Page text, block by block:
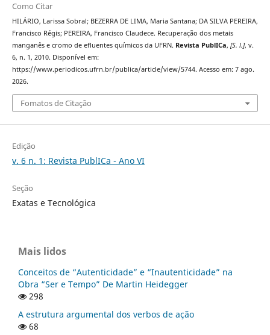
Como Citar
HILÁRIO, Larissa Sobral; BEZERRA DE LIMA, Maria Santana; DA SILVA PEREIRA,
Francisco Régis; PEREIRA, Francisco Claudece. Recuperação dos metais
manganês e cromo de efluentes químicos da UFRN. Revista PublICa, [S. l.], v.
6, n. 1, 2010. Disponível em:
https://www.periodicos.ufrn.br/publica/article/view/5744. Acesso em: 7 ago.
2026.
Fomatos de Citação
Edição
v. 6 n. 1: Revista PublICa - Ano VI
Seção
Exatas e Tecnológica
Mais lidos
Conceitos de “Autenticidade” e “Inautenticidade” na
Obra “Ser e Tempo” De Martin Heidegger
298
A estrutura argumental dos verbos de ação
68